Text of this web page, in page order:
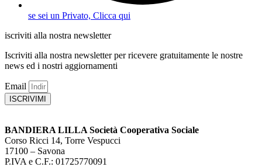
se sei un Privato, Clicca qui
iscriviti alla nostra newsletter
Iscriviti alla nostra newsletter per ricevere gratuitamente le nostre
news ed i nostri aggiornamenti
Email
ISCRIVIMI
BANDIERA LILLA Società Cooperativa Sociale
Corso Ricci 14, Torre Vespucci
17100 – Savona
P.IVA e C.F.: 01725770091